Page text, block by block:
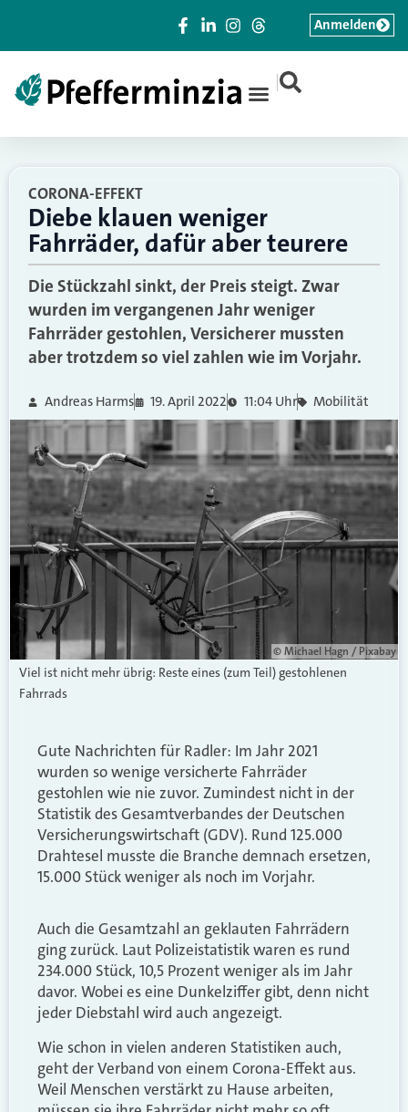
|
Anmelden
CORONA-EFFEKT
Diebe klauen weniger
Fahrräder, dafür aber teurere
Die Stückzahl sinkt, der Preis steigt. Zwar
wurden im vergangenen Jahr weniger
Fahrräder gestohlen, Versicherer mussten
aber trotzdem so viel zahlen wie im Vorjahr.
Andreas Harms 19. April 2022 11:04 Uhr Mobilität
© Michael Hagn / Pixabay
Viel ist nicht mehr übrig: Reste eines (zum Teil) gestohlenen
Fahrrads
Gute Nachrichten für Radler: Im Jahr 2021
wurden so wenige versicherte Fahrräder
gestohlen wie nie zuvor. Zumindest nicht in der
Statistik des Gesamtverbandes der Deutschen
Versicherungswirtschaft (GDV). Rund 125.000
Drahtesel musste die Branche demnach ersetzen,
15.000 Stück weniger als noch im Vorjahr.
Auch die Gesamtzahl an geklauten Fahrrädern
ging zurück. Laut Polizeistatistik waren es rund
234.000 Stück, 10,5 Prozent weniger als im Jahr
davor. Wobei es eine Dunkelziffer gibt, denn nicht
jeder Diebstahl wird auch angezeigt.
Wie schon in vielen anderen Statistiken auch,
geht der Verband von einem Corona-Effekt aus.
Weil Menschen verstärkt zu Hause arbeiten,